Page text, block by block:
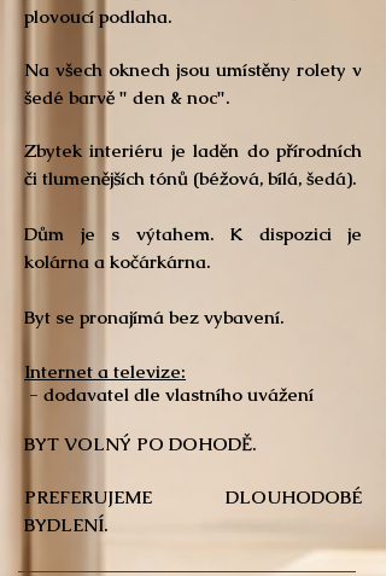
plovoucí podlaha.
Na všech oknech jsou umístěny rolety v
šedé barvě " den & noc".
Zbytek interiéru je laděn do přírodních
či tlumenějších tónů (béžová, bílá, šedá).
Dům je s výtahem. K dispozici je
kolárna a kočárkárna.
Byt se pronajímá bez vybavení.
Internet a televize:
- dodavatel dle vlastního uvážení
BYT VOLNÝ PO DOHODĚ.
PREFERUJEME DLOUHODOBÉ
BYDLENÍ.